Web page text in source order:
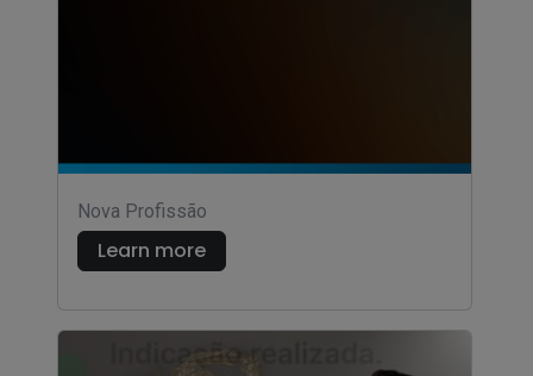
Nova Profissão
Learn more